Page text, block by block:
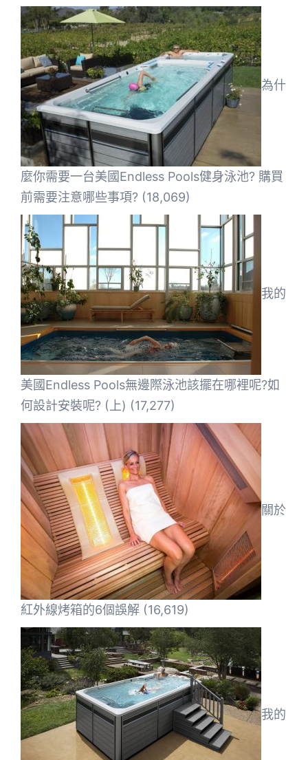
為什
麼你需要一台美國Endless Pools健身泳池? 購買
前需要注意哪些事項? (18,069)
我的
美國Endless Pools無邊際泳池該擺在哪裡呢?如
何設計安裝呢? (上) (17,277)
關於
紅外線烤箱的6個誤解 (16,619)
我的